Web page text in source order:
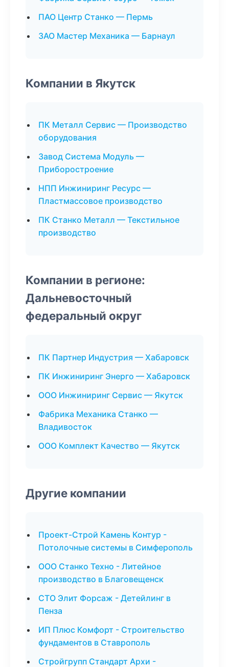
ПАО Центр Станко — Пермь
ЗАО Мастер Механика — Барнаул
Компании в Якутск
ПК Металл Сервис — Производство
оборудования
Завод Система Модуль —
Приборостроение
НПП Инжиниринг Ресурс —
Пластмассовое производство
ПК Станко Металл — Текстильное
производство
Компании в регионе:
Дальневосточный
федеральный округ
ПК Партнер Индустрия — Хабаровск
ПК Инжиниринг Энерго — Хабаровск
ООО Инжиниринг Сервис — Якутск
Фабрика Механика Станко —
Владивосток
ООО Комплект Качество — Якутск
Другие компании
Проект-Строй Камень Контур -
Потолочные системы в Симферополь
ООО Станко Техно - Литейное
производство в Благовещенск
СТО Элит Форсаж - Детейлинг в
Пенза
ИП Плюс Комфорт - Строительство
фундаментов в Ставрополь
Стройгрупп Стандарт Архи -